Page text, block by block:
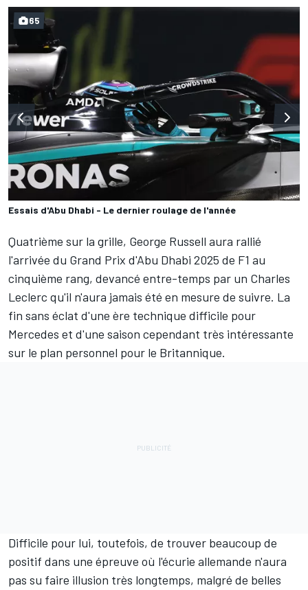
Essais d'Abu Dhabi - Le dernier roulage de l'année
65
Quatrième sur la grille, George Russell aura rallié
l'arrivée du Grand Prix d'Abu Dhabi 2025 de F1 au
cinquième rang, devancé entre-temps par un Charles
Leclerc qu'il n'aura jamais été en mesure de suivre. La
fin sans éclat d'une ère technique difficile pour
Mercedes et d'une saison cependant très intéressante
sur le plan personnel pour le Britannique.
Difficile pour lui, toutefois, de trouver beaucoup de
positif dans une épreuve où l'écurie allemande n'aura
pas su faire illusion très longtemps, malgré de belles